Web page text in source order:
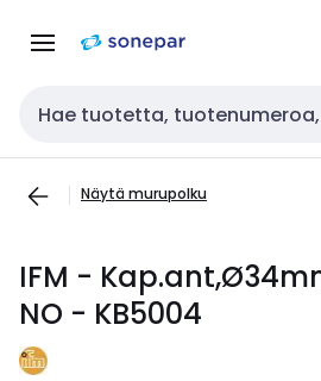
navigointiinsisältöön
Haku
Näytä murupolku
IFM -
NO - KB5004